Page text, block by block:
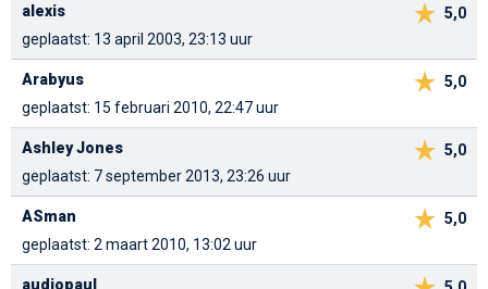
5,0
alexis
geplaatst: 13 april 2003, 23:13 uur
5,0
Arabyus
geplaatst: 15 februari 2010, 22:47 uur
5,0
Ashley Jones
geplaatst: 7 september 2013, 23:26 uur
5,0
ASman
geplaatst: 2 maart 2010, 13:02 uur
audiopaul